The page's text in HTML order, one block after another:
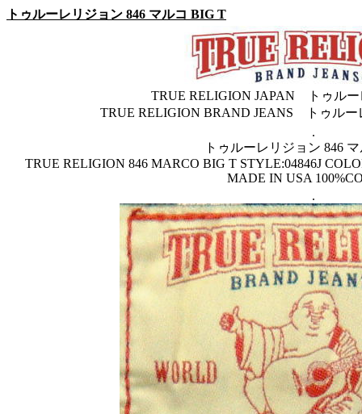
トゥルーレリジョン 846 マルコ BIG T
TRUE RELIGION JAPAN トゥルー
TRUE RELIGION BRAND JEANS トゥルー
.
トゥルーレリジョン 846
TRUE RELIGION 846 MARCO BIG T STYLE:04846J
MADE IN USA
.